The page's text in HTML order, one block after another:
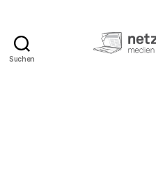
Suchen